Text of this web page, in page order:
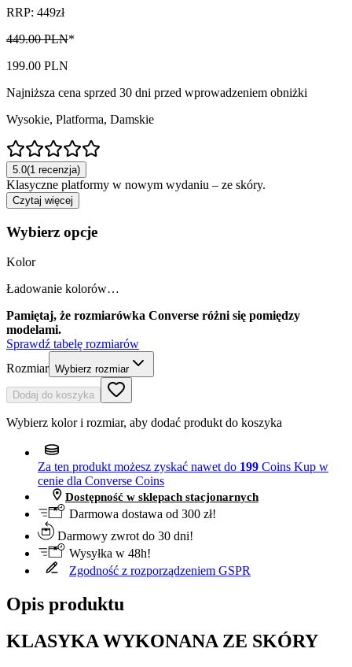
RRP: 449zł
449.00 PLN*
199.00 PLN
Najniższa cena sprzed 30 dni przed wprowadzeniem obniżki
Wysokie, Platforma, Damskie
5.0(1 recenzja)
Klasyczne platformy w nowym wydaniu – ze skóry.
Czytaj więcej
Wybierz opcje
Kolor
Ładowanie kolorów…
Pamiętaj, że rozmiarówka Converse różni się pomiędzy
modelami.
Sprawdź tabelę rozmiarów
Rozmiar Wybierz rozmiar
Dodaj do koszyka
Wybierz kolor i rozmiar, aby dodać produkt do koszyka
Za ten produkt możesz zyskać nawet do 199 Coins Kup w
cenie dla Converse Coins
Dostępność w sklepach stacjonarnych
Darmowa dostawa od 300 zł!
Darmowy zwrot do 30 dni!
Wysyłka w 48h!
Zgodność z rozporządzeniem GSPR
Opis produktu
KLASYKA WYKONANA ZE SKÓRY